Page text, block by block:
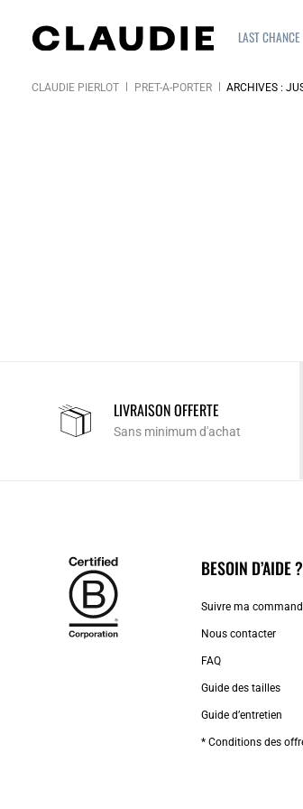
LAST CHANCE
CLAUDIE PIERLOT PRÊT-À-PORTER ARCHIVES :
LIVRAISON OFFERTE
Sans minimum d'achat
BESOIN D’AIDE ?
Suivre ma
Nous contacter
FAQ
Guide des tailles
Guide d’entretien
* Conditions des